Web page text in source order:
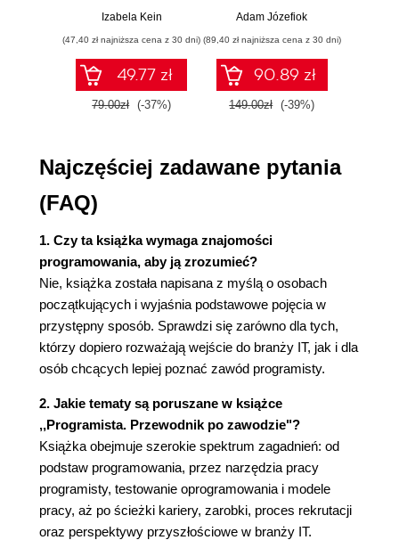
Bazy danych
Bazy relacyjne
Tabele
Relacje
Dekompozycja
Serwery
Narzędzia pracy programisty
Kompilator
Debugger
IDE
Systemy kontroli wersji
Narzędzia do modelowania
Narzędzia do zarządzania projektem
Narzędzia do zarządzania wiedzą i
dokumentacją
Narzędzia do komunikacji
Biblioteki
Frameworki
Sprzęt
Inne
Testowanie oprogramowania
przykłady i
Izabela Kein
(47,40 zł najniższa cena z 30 dni)
49.77 zł
79.00zł (-37%)
Adam Józefiok
(89,40 zł najniższa cena z 30 dni)
90.89 zł
149.00zł (-39%)
Najczęściej zadawane pytania
(FAQ)
1. Czy ta książka wymaga znajomości
programowania, aby ją zrozumieć?
Nie, książka została napisana z myślą o osobach
początkujących i wyjaśnia podstawowe pojęcia w
przystępny sposób. Sprawdzi się zarówno dla tych,
którzy dopiero rozważają wejście do branży IT, jak i dla
osób chcących lepiej poznać zawód programisty.
2. Jakie tematy są poruszane w książce
,,Programista. Przewodnik po zawodzie"?
Książka obejmuje szerokie spektrum zagadnień: od
podstaw programowania, przez narzędzia pracy
programisty, testowanie oprogramowania i modele
pracy, aż po ścieżki kariery, zarobki, proces rekrutacji
oraz perspektywy przyszłościowe w branży IT.